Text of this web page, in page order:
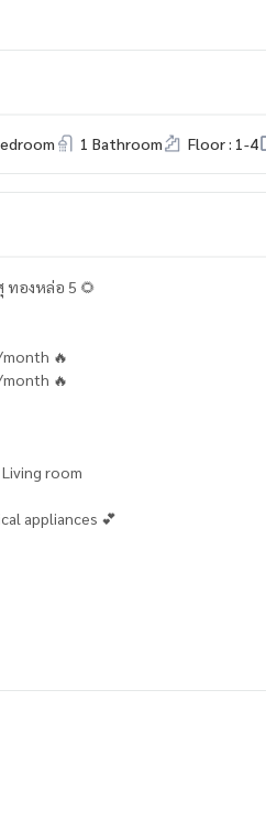
1 Bathroom Floor : 1-4
ทองหล่อ 5 🌻
🔥
🔥
room
appliances 💕